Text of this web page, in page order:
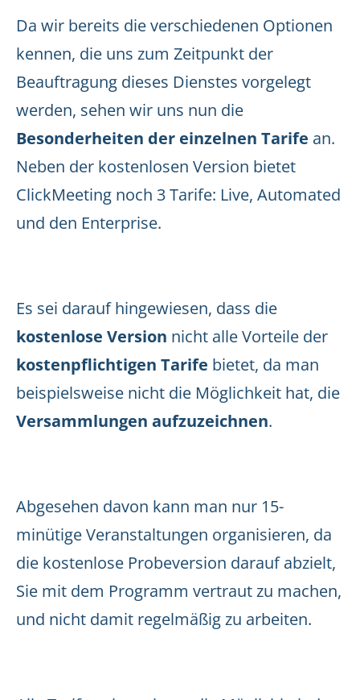
Da wir bereits die verschiedenen Optionen
kennen, die uns zum Zeitpunkt der
Beauftragung dieses Dienstes vorgelegt
werden, sehen wir uns nun die
Besonderheiten der einzelnen Tarife an.
Neben der kostenlosen Version bietet
ClickMeeting noch 3 Tarife: Live, Automated
und den Enterprise.
Es sei darauf hingewiesen, dass die
kostenlose Version nicht alle Vorteile der
kostenpflichtigen Tarife bietet, da man
beispielsweise nicht die Möglichkeit hat, die
Versammlungen aufzuzeichnen.
Abgesehen davon kann man nur 15-
minütige Veranstaltungen organisieren, da
die kostenlose Probeversion darauf abzielt,
Sie mit dem Programm vertraut zu machen,
und nicht damit regelmäßig zu arbeiten.